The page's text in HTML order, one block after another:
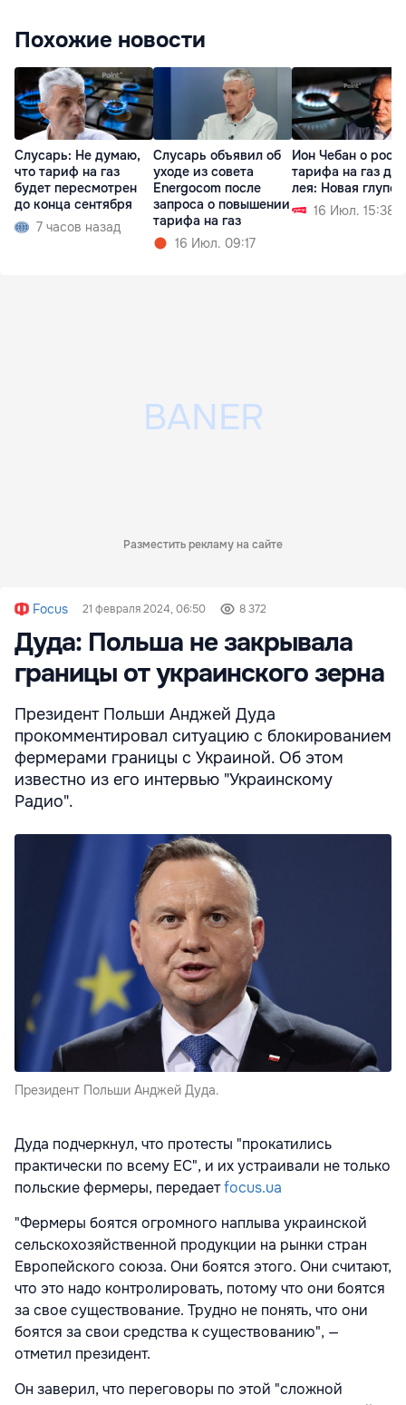
Похожие новости
Слусарь: Не думаю,
что тариф на газ
будет пересмотрен
до конца сентября
7 часов назад
Слусарь объявил об
уходе из совета
Energocom после
запроса о повышении
тарифа на газ
16 Июл. 09:17
Ион Чебан о росте
тарифа на газ до
лея: Новая
16 Июл. 15:38
Разместить рекламу на сайте
Focus 21 февраля 2024, 06:50 8 372
Дуда: Польша не закрывала
границы от украинского зерна
Президент Польши Анджей Дуда
прокомментировал ситуацию с блокированием
фермерами границы с Украиной. Об этом
известно из его интервью "Украинскому
Радио".
Президент Польши Анджей Дуда.
Дуда подчеркнул, что протесты "прокатились
практически по всему ЕС", и их устраивали не только
польские фермеры, передаетfocus.ua
"Фермеры боятся огромного наплыва украинской
сельскохозяйственной продукции на рынки стран
Европейского союза. Они боятся этого. Они считают,
что это надо контролировать, потому что они боятся
за свое существование. Трудно не понять, что они
боятся за свои средства к существованию", —
отметил президент.
Он заверил, что переговоры по этой "сложной